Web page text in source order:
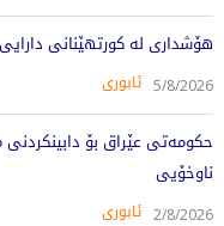
هۆشداری لە کورتهێنانی
5/8/2026 ئابوری
ناوخۆیی
2/8/2026 ئابوری